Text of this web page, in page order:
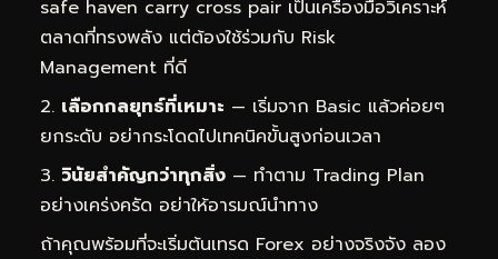
safe haven carry cross pair เป็นเครื่องมือวิเคราะห์
ตลาดที่ทรงพลัง แต่ต้องใช้ร่วมกับ Risk
Management ที่ดี
เลือกกลยุทธ์ที่เหมาะ — เริ่มจาก Basic แล้วค่อยๆ
ยกระดับ อย่ากระโดดไปเทคนิคขั้นสูงก่อนเวลา
วินัยสำคัญกว่าทุกสิ่ง — ทำตาม Trading Plan
อย่างเคร่งครัด อย่าให้อารมณ์นำทาง
ถ้าคุณพร้อมที่จะเริ่มต้นเทรด Forex อย่างจริงจัง ลอง